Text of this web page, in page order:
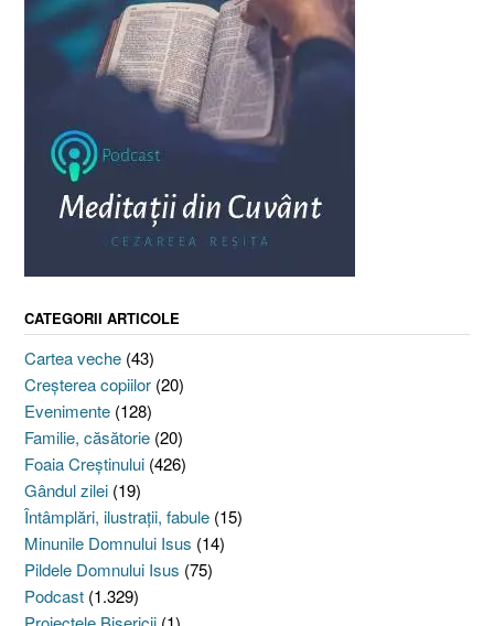
CATEGORII ARTICOLE
Cartea veche (43)
Creşterea copiilor (20)
Evenimente (128)
Familie, căsătorie (20)
Foaia Creştinului (426)
Gândul zilei (19)
Întâmplări, ilustraţii, fabule (15)
Minunile Domnului Isus (14)
Pildele Domnului Isus (75)
Podcast (1.329)